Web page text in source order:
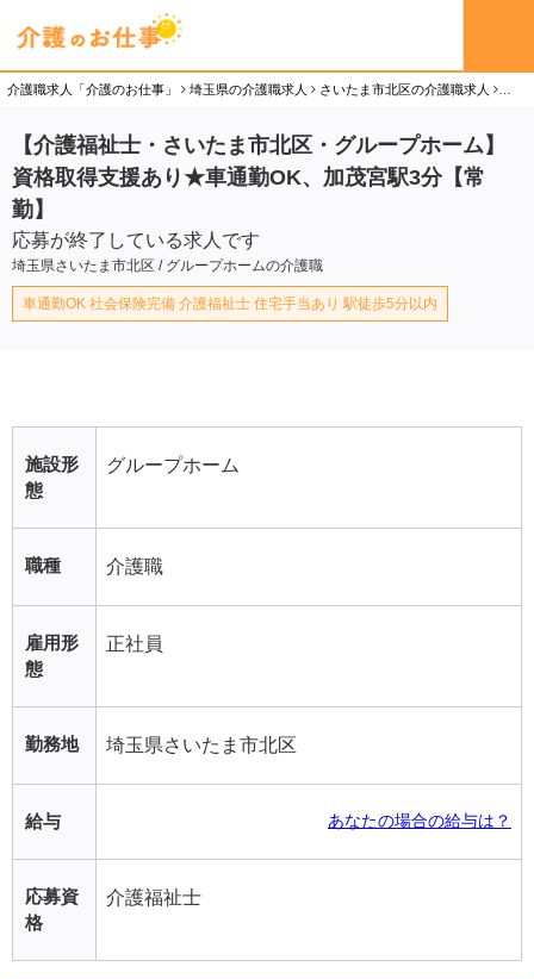
介護職求人「介護のお仕事」 埼玉県の介護職求人 さいたま市北区の介護職求人
【介護福祉士・さいたま市北区・グループホーム】
資格取得支援あり★車通勤OK、加茂宮駅3分【常
勤】
応募が終了している求人です
埼玉県さいたま市北区 / グループホームの介護職
車通勤OK 社会保険完備 介護福祉士 住宅手当あり 駅徒歩5分以内
施設形
態
グループホーム
職種 介護職
雇用形
態
正社員
勤務地 埼玉県さいたま市北区
給与 あなたの場合の給与は？
応募資
格
介護福祉士